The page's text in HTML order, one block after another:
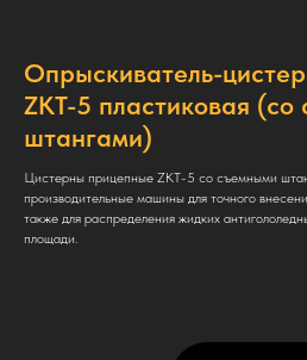
Опрыскиватель-
ZKT-5 пластиковая
штангами)
Цистерны прицепные ZKT-5 со съемными
производительные машины для точного
также для распределения жидких
площади.